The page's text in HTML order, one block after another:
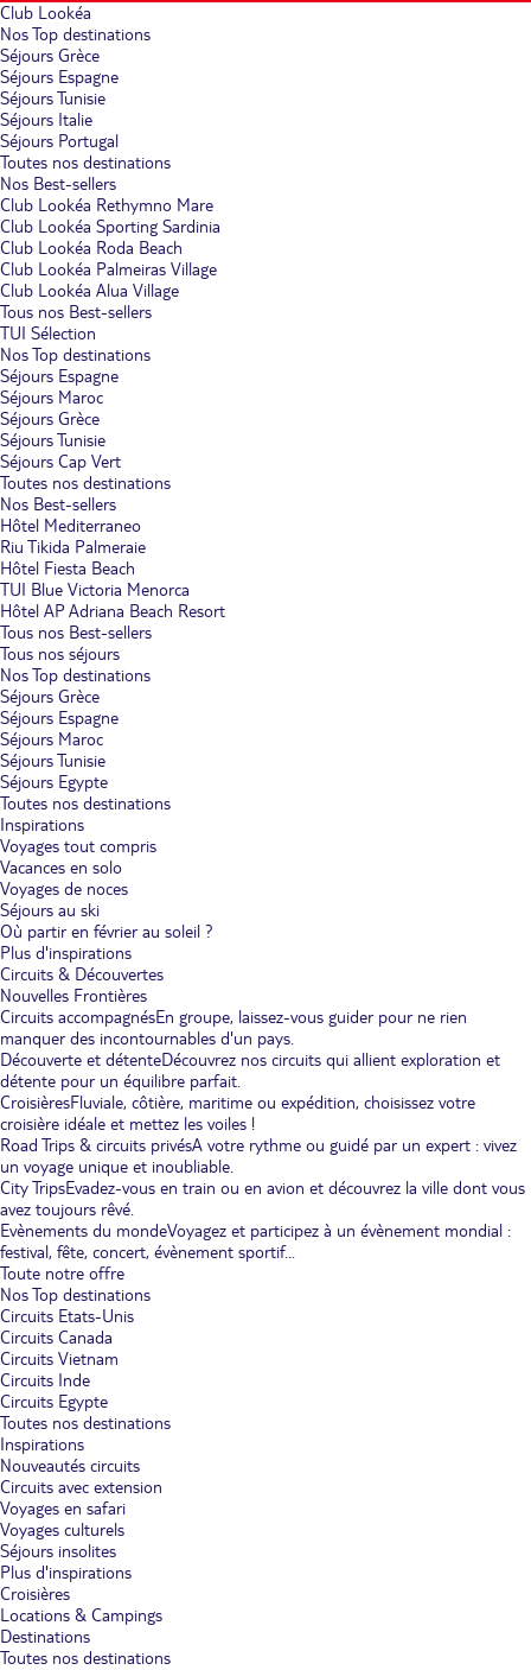
Club Lookéa
Nos Top destinations
Séjours Grèce
Séjours Espagne
Séjours Tunisie
Séjours Italie
Séjours Portugal
Toutes nos destinations
Nos Best-sellers
Club Lookéa Rethymno Mare
Club Lookéa Sporting Sardinia
Club Lookéa Roda Beach
Club Lookéa Palmeiras Village
Club Lookéa Alua Village
Tous nos Best-sellers
TUI Sélection
Nos Top destinations
Séjours Espagne
Séjours Maroc
Séjours Grèce
Séjours Tunisie
Séjours Cap Vert
Toutes nos destinations
Nos Best-sellers
Hôtel Mediterraneo
Riu Tikida Palmeraie
Hôtel Fiesta Beach
TUI Blue Victoria Menorca
Hôtel AP Adriana Beach Resort
Tous nos Best-sellers
Tous nos séjours
Nos Top destinations
Séjours Grèce
Séjours Espagne
Séjours Maroc
Séjours Tunisie
Séjours Egypte
Toutes nos destinations
Inspirations
Voyages tout compris
Vacances en solo
Voyages de noces
Séjours au ski
Où partir en février au soleil ?
Plus d'inspirations
Circuits & Découvertes
Nouvelles Frontières
Circuits accompagnésEn groupe, laissez-vous guider pour ne rien
manquer des incontournables d'un pays.
Découverte et détenteDécouvrez nos circuits qui allient exploration et
détente pour un équilibre parfait.
CroisièresFluviale, côtière, maritime ou expédition, choisissez votre
croisière idéale et mettez les voiles !
Road Trips & circuits privésA votre rythme ou guidé par un expert : vivez
un voyage unique et inoubliable.
City TripsEvadez-vous en train ou en avion et découvrez la ville dont vous
avez toujours rêvé.
Evènements du mondeVoyagez et participez à un évènement mondial :
festival, fête, concert, évènement sportif...
Toute notre offre
Nos Top destinations
Circuits Etats-Unis
Circuits Canada
Circuits Vietnam
Circuits Inde
Circuits Egypte
Toutes nos destinations
Inspirations
Nouveautés circuits
Circuits avec extension
Voyages en safari
Voyages culturels
Séjours insolites
Plus d'inspirations
Croisières
Locations & Campings
Destinations
Toutes nos destinations